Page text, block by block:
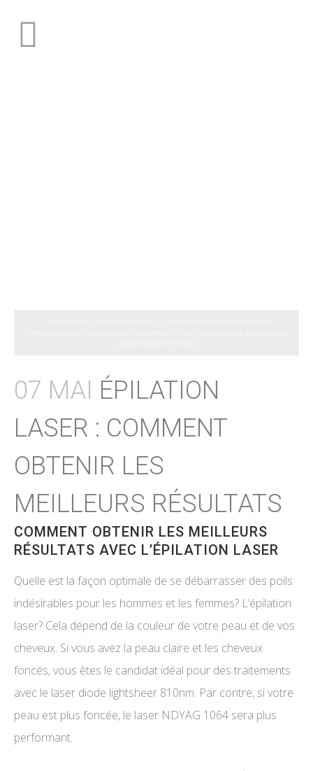
07 MAI ÉPILATION
LASER : COMMENT
OBTENIR LES
MEILLEURS RÉSULTATS
COMMENT OBTENIR LES MEILLEURS
RÉSULTATS AVEC L’ÉPILATION LASER
Quelle est la façon optimale de se débarrasser des poils
indésirables pour les hommes et les femmes? L’épilation
laser? Cela dépend de la couleur de votre peau et de vos
cheveux. Si vous avez la peau claire et les cheveux
foncés, vous êtes le candidat idéal pour des traitements
avec le laser diode lightsheer 810nm. Par contre, si votre
peau est plus foncée, le laser NDYAG 1064 sera plus
performant.